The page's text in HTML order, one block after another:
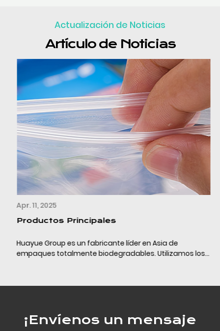
Actualización de Noticias
Artículo de Noticias
Apr. 11, 2025
Productos Principales
Huayue Group es un fabricante líder en Asia de
empaques totalmente biodegradables. Utilizamos los
la tecn...
¡Envíenos un mensaje